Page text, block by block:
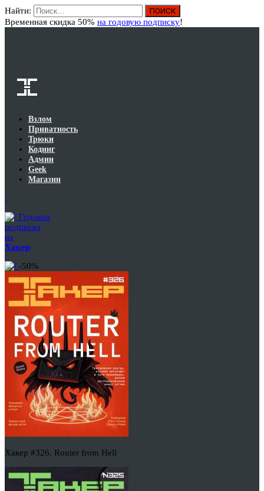
Найти:
Временная скидка 50% на годовую подписку!
Взлом
Приватность
Трюки
Кодинг
Админ
Geek
Магазин
Годовая
подписка
на
Хакер
-50%
Хакер #326. Router from Hell